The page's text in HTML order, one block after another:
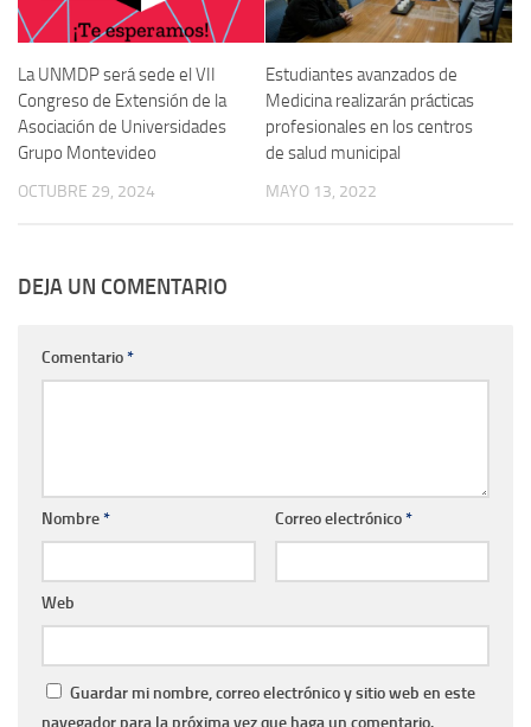
La UNMDP será sede el VII
Congreso de Extensión de la
Asociación de Universidades
Grupo Montevideo
OCTUBRE 29, 2024
Estudiantes avanzados de
Medicina realizarán prácticas
profesionales en los centros
de salud municipal
MAYO 13, 2022
DEJA UN COMENTARIO
Comentario*
Nombre* Correo electrónico*
Web
Guardar mi nombre, correo electrónico y sitio web en este